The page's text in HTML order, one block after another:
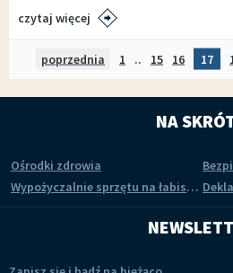
czytaj więcej
poprzednia strona
Strona
1 .. Strona
15 Strona
16 17
NA
Ośrodki zdrowia
Wypożyczalnie sprzętu na łabiszyńskiej wyspie